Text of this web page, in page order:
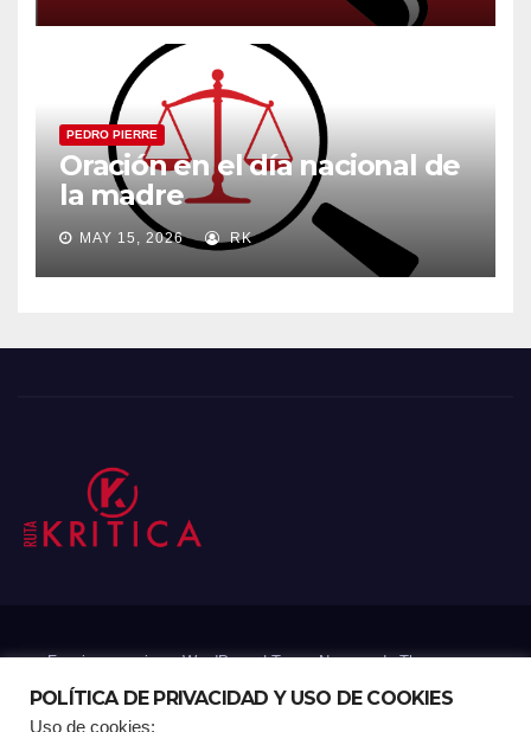
PEDRO PIERRE
Oración en el día nacional de
la madre
MAY 15, 2026 RK
Funciona gracias a WordPress|Tema: Newsup deThemeansar
POLÍTICA DE PRIVACIDAD Y USO DE COOKIES
Uso de cookies: